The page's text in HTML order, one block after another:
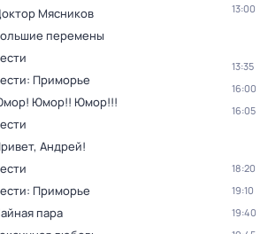
Мясников
перемены
Приморье
Юмор!! Юмор!!!
Андрей!
Приморье
пара
13:00
13:35
16:00
16:05
18:20
19:10
19:40